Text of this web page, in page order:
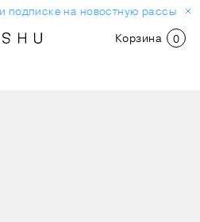
на новостную рассылку.
Корзина 0